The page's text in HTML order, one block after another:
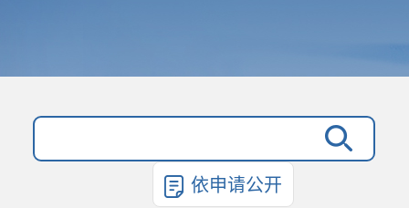
依申请公开